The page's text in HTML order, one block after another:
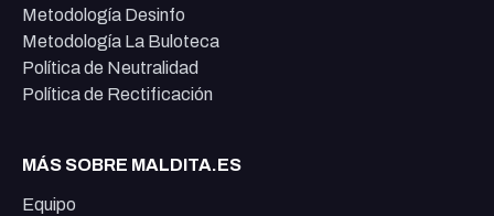
Metodología Desinfo
Metodología La Buloteca
Política de Neutralidad
Política de Rectificación
MÁS SOBRE MALDITA.ES
Equipo